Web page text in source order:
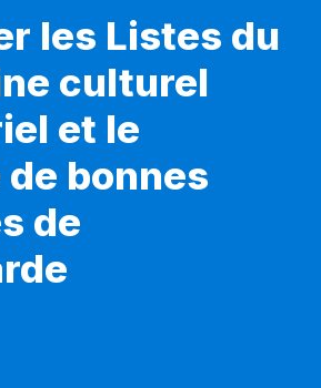
les Listes du
culturel
et le
bonnes
de